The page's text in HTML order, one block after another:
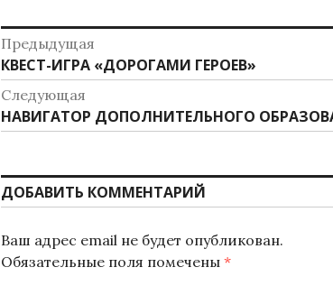
Навигация
по
записям
Предыдущая
Предыдущая
запись:
КВЕСТ-ИГРА «ДОРОГАМИ ГЕРОЕВ»
Следующая
Следующая
запись:
НАВИГАТОР ДОПОЛНИТЕЛЬНОГО
ДОБАВИТЬ КОММЕНТАРИЙ
Ваш адрес email не будет опубликован.
Обязательные поля помечены *